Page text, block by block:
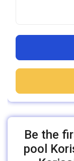
Be the
pool